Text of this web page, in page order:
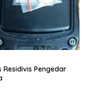
Pengedar